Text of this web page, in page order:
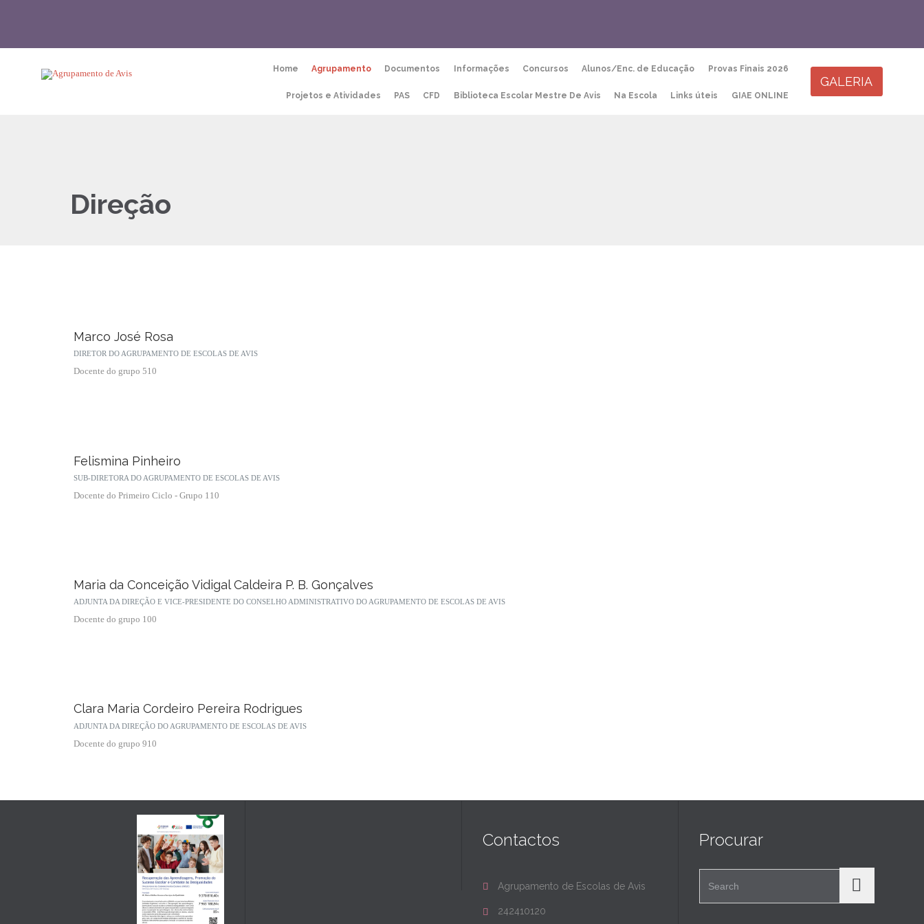
content
Home Agrupamento Documentos Informações Concursos Alunos/Enc. de Educação Provas Finais 2026
Projetos e Atividades PAS CFD Biblioteca Escolar Mestre De Avis Na Escola Links úteis GIAE ONLINE
GALERIA
Direção
Marco José Rosa
DIRETOR DO AGRUPAMENTO DE ESCOLAS DE AVIS
Docente do grupo 510
Felismina Pinheiro
SUB-DIRETORA DO AGRUPAMENTO DE ESCOLAS DE AVIS
Docente do Primeiro Ciclo - Grupo 110
Maria da Conceição Vidigal Caldeira P. B. Gonçalves
ADJUNTA DA DIREÇÃO E VICE-PRESIDENTE DO CONSELHO ADMINISTRATIVO DO AGRUPAMENTO DE ESCOLAS DE AVIS
Docente do grupo 100
Clara Maria Cordeiro Pereira Rodrigues
ADJUNTA DA DIREÇÃO DO AGRUPAMENTO DE ESCOLAS DE AVIS
Docente do grupo 910
Contactos
 Agrupamento de Escolas de Avis
 242410120
Procurar